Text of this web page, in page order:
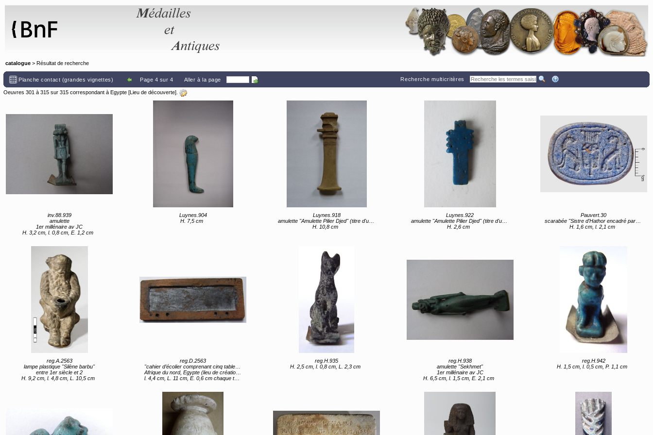
catalogue > Résultat de recherche
Planche contact (grandes vignettes) Page 4 sur 4 Aller à la page Recherche multicritères
Oeuvres 301 à 315 sur 315 correspondant à Egypte [Lieu de découverte].
inv.88.939
amulette
1er millénaire av JC
H. 3,2 cm, l. 0,8 cm, E. 1,2 cm
Luynes.904
H. 7,5 cm
Luynes.918
amulette "Amulette Pilier Djed" (titre d'usage)
H. 10,8 cm
Luynes.922
amulette "Amulette Pilier Djed" (titre d'usage)
H. 2,6 cm
Pauvert.30
scarabée "Sistre d'Hathor encadré par deux lions"
H. 1,6 cm, l. 2,1 cm
reg.A.2563
lampe plastique "Silène barbu"
entre 1er siècle et 2
H. 9,2 cm, l. 4,8 cm, L. 10,5 cm
reg.D.2563
"cahier d’écolier comprenant cinq tablettes inscrites"
Afrique du nord, Egypte (lieu de création) 4e siècle
l. 4,4 cm, L. 11 cm, E. 0,6 cm chaque tablette l. 4,5 cm, L. 11 cm, E. 2,7 cm (ensemble)
reg.H.935
H. 2,5 cm, l. 0,8 cm, L. 2,3 cm
reg.H.938
amulette "Sekhmet"
1er millénaire av JC
H. 6,5 cm, l. 1,5 cm, E. 2,1 cm
reg.H.942
H. 1,5 cm, l. 0,5 cm, P. 1,1 cm